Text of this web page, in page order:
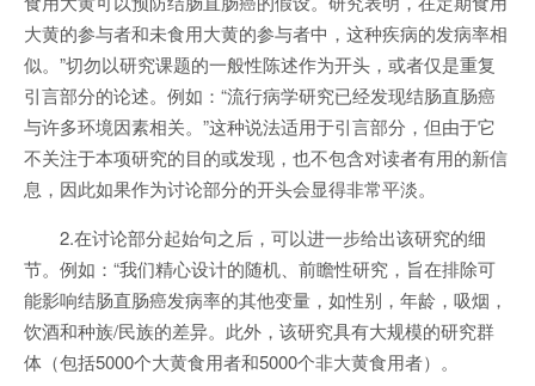
大黄的参与者和未食用大黄的参与者中，这种疾病的发病率相
似。”切勿以研究课题的一般性陈述作为开头，或者仅是重复
引言部分的论述。例如：“流行病学研究已经发现结肠直肠癌
与许多环境因素相关。”这种说法适用于引言部分，但由于它
不关注于本项研究的目的或发现，也不包含对读者有用的新信
息，因此如果作为讨论部分的开头会显得非常平淡。
2.在讨论部分起始句之后，可以进一步给出该研究的细
节。例如：“我们精心设计的随机、前瞻性研究，旨在排除可
能影响结肠直肠癌发病率的其他变量，如性别，年龄，吸烟，
饮酒和种族/民族的差异。此外，该研究具有大规模的研究群
体（包括5000个大黄食用者和5000个非大黄食用者）。